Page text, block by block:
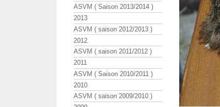
ASVM ( Saison 2013/2014 )
2013
ASVM ( saison 2012/2013 )
2012
ASVM ( saison 2011/2012 )
2011
ASVM ( Saison 2010/2011 )
2010
ASVM ( saison 2009/2010 )